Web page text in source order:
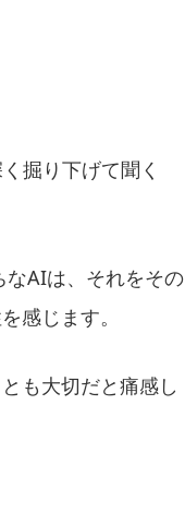
掘り下げて聞く
AIは、それをその
感じます。
も大切だと痛感し